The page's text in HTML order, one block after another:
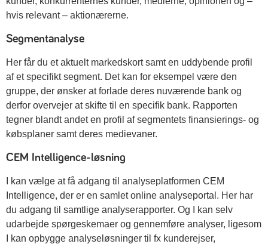
hvis relevant – aktionærerne.
Segmentanalyse
Her får du et aktuelt markedskort samt en uddybende profil
af et specifikt segment. Det kan for eksempel være den
gruppe, der ønsker at forlade deres nuværende bank og
derfor overvejer at skifte til en specifik bank. Rapporten
tegner blandt andet en profil af segmentets finansierings- og
købsplaner samt deres medievaner.
CEM Intelligence-løsning
I kan vælge at få adgang til analyseplatformen CEM
Intelligence, der er en samlet online analyseportal. Her har
du adgang til samtlige analyserapporter. Og I kan selv
udarbejde spørgeskemaer og gennemføre analyser, ligesom
I kan opbygge analyseløsninger til fx kunderejser,